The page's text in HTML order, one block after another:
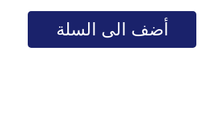
أضف الى السلة